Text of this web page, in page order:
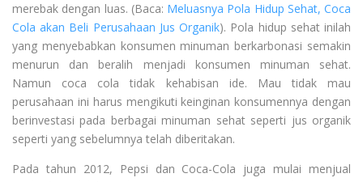
merebak dengan luas. (Baca: Meluasnya Pola Hidup Sehat, Coca
Cola akan Beli Perusahaan Jus Organik). Pola hidup sehat inilah
yang menyebabkan konsumen minuman berkarbonasi semakin
menurun dan beralih menjadi konsumen minuman sehat.
Namun coca cola tidak kehabisan ide. Mau tidak mau
perusahaan ini harus mengikuti keinginan konsumennya dengan
berinvestasi pada berbagai minuman sehat seperti jus organik
seperti yang sebelumnya telah diberitakan.
Pada tahun 2012, Pepsi dan Coca-Cola juga mulai menjual